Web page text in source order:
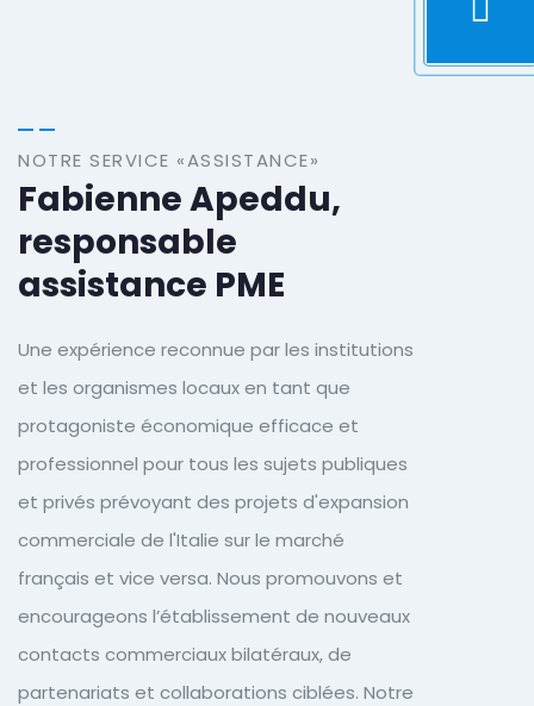
NOTRE SERVICE «ASSISTANCE»
Fabienne Apeddu,
responsable
assistance PME
Une expérience reconnue par les institutions
et les organismes locaux en tant que
protagoniste économique efficace et
professionnel pour tous les sujets publiques
et privés prévoyant des projets d'expansion
commerciale de l'Italie sur le marché
français et vice versa. Nous promouvons et
encourageons l’établissement de nouveaux
contacts commerciaux bilatéraux, de
partenariats et collaborations ciblées. Notre